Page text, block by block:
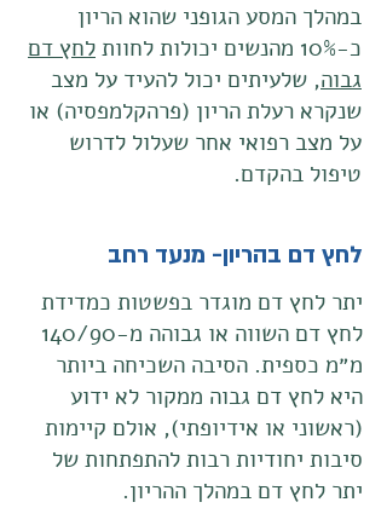
במהלך המסע הגופני שהוא הריון
כ-10% מהנשים יכולות לחוות
לחץ דם
גבוה, שלעיתים יכול להעיד על מצב
שנקרא רעלת הריון (פרהקלמפסיה) או
על מצב רפואי אחר שעלול לדרוש
טיפול בהקדם.
לחץ דם בהריון- מנעד רחב
יתר לחץ דם מוגדר בפשטות כמדידת
לחץ דם השווה או גבוהה מ-140/90
מ״מ כספית. הסיבה השכיחה ביותר
היא לחץ דם גבוה ממקור לא ידוע
(ראשוני או אידיופתי), אולם קיימות
סיבות יחודיות רבות להתפתחות של
יתר לחץ דם במהלך ההריון.